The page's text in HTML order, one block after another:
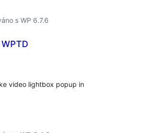
s WP 6.7.6
video lightbox popup in